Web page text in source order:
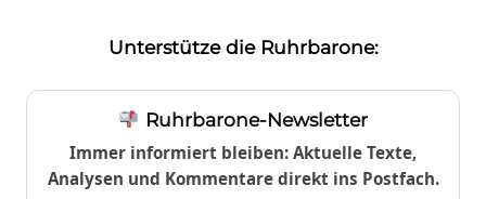
Unterstütze die Ruhrbarone:
Ruhrbarone-Newsletter
Immer informiert bleiben: Aktuelle Texte,
Analysen und Kommentare direkt ins Postfach.